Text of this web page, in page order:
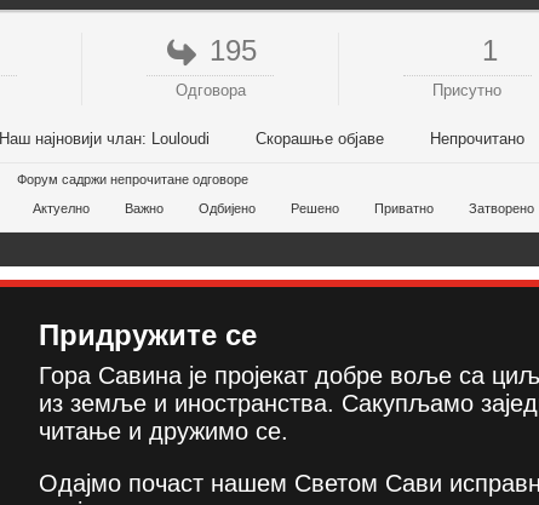
195
Одговора
1
Присутно
Наш најновији члан: Louloudi Скорашње објаве Непрочитано
Форум садржи непрочитане одговоре
Актуелно Важно Одбијено Решено Приватно Затворено
Придружите се
Гора Савина је пројекат добре воље са
из земље и иностранства. Сакупљамо
читање и дружимо се.
Одајмо почаст нашем Светом Сави